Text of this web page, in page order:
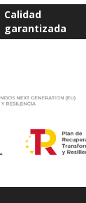
Calidad
garantizada